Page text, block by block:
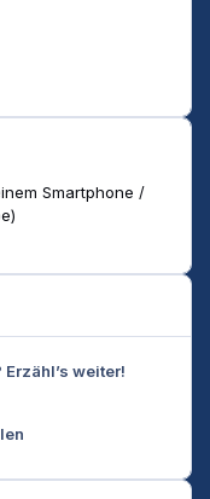
Smartphone /
weiter!